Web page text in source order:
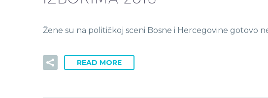
Žene su na političkoj sceni Bosne i Hercegovine gotovo
READ MORE